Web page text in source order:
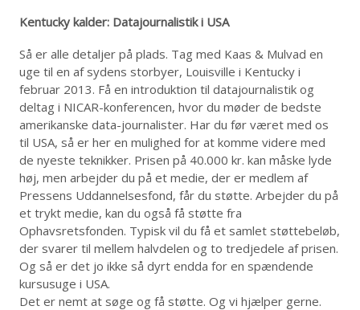
Kentucky kalder: Datajournalistik i USA
Så er alle detaljer på plads. Tag med Kaas & Mulvad en
uge til en af sydens storbyer, Louisville i Kentucky i
februar 2013. Få en introduktion til datajournalistik og
deltag i NICAR-konferencen, hvor du møder de bedste
amerikanske data-journalister. Har du før været med os
til USA, så er her en mulighed for at komme videre med
de nyeste teknikker. Prisen på 40.000 kr. kan måske lyde
høj, men arbejder du på et medie, der er medlem af
Pressens Uddannelsesfond, får du støtte. Arbejder du på
et trykt medie, kan du også få støtte fra
Ophavsretsfonden. Typisk vil du få et samlet støttebeløb,
der svarer til mellem halvdelen og to tredjedele af prisen.
Og så er det jo ikke så dyrt endda for en spændende
kursusuge i USA.
Det er nemt at søge og få støtte. Og vi hjælper gerne.